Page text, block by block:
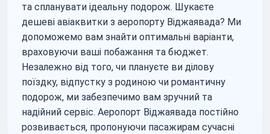
та спланувати ідеальну подорож. Шукаєте
дешеві авіаквитки з аеропорту Віджаявада? Ми
допоможемо вам знайти оптимальні варіанти,
враховуючи ваші побажання та бюджет.
Незалежно від того, чи плануєте ви ділову
поїздку, відпустку з родиною чи романтичну
подорож, ми забезпечимо вам зручний та
надійний сервіс. Аеропорт Віджаявада постійно
розвивається, пропонуючи пасажирам сучасні